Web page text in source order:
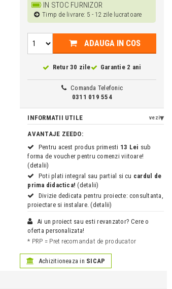
IN STOC FURNIZOR
Timp de livrare: 5 - 12 zile lucratoare
ADAUGA IN COS
Retur 30 zile Garantie 2 ani
Comanda Telefonic
0311 019 554
INFORMATII UTILE vezi
AVANTAJE ZEEDO:
Pentru acest produs primesti 13 Lei sub
forma de voucher pentru comenzi viitoare!
(detalii)
Poti plati integral sau partial si cu cardul de
prima didactica! (detalii)
Divizie dedicata pentru proiecte: consultanta,
proiectare si instalare. (detalii)
Ai un proiect sau esti revanzator? Cere o
oferta personalizata!
* PRP = Pret recomandat de producator
Achizitioneaza in SICAP